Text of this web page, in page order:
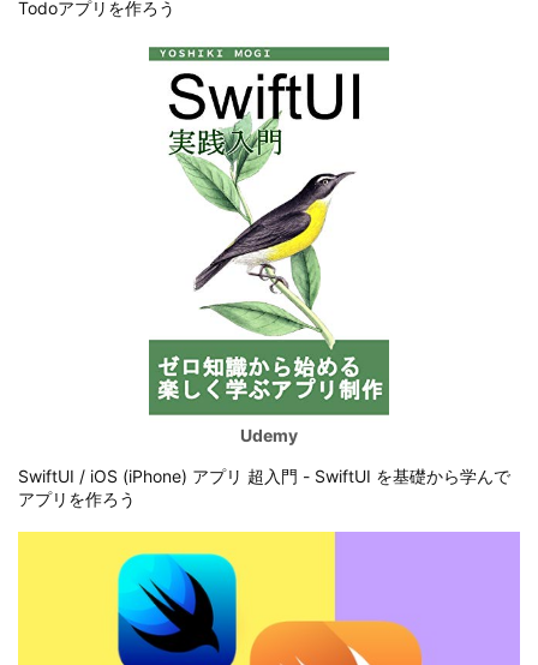
Todoアプリを作ろう
Udemy
SwiftUI / iOS (iPhone) アプリ 超入門 - SwiftUI を基礎から学んで
アプリを作ろう